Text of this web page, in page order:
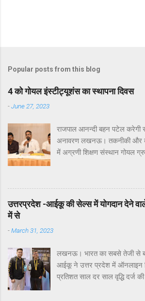
Popular posts from this blog
4 को गोयल इंस्टीट्यूशंस का स्थापना दिवस
-June 27, 2023
राजपाल आनन्दी बहन पटेल करेगी
अनावरण लखनऊ। तकनीकी और
में अग्रणी शिक्षण संस्थान गोयल
4 जुलाई 2023 को विद्यालय के
बात की जानकारी आज एक
निदेशक समन्वय डॉ आलोक जैन ने
आगामी 4 जुलाई 2023 को प्रात:
बार पूरा शैक्षणिक सत्र रामजी लाल
समारोह के रूप में मनाया जाएगा।
का जन्म 31 मार्च 1923 को हुआ
उत्तरप्रदेश -आईकू की सेल्स में योगदान देने वाले
में से
-March 31, 2023
लखनऊ। भारत का सबसे तेजी से
आईकू ने उत्तर प्रदेश में ऑनलाइन
प्रतिशत साल दर साल वृद्धि दर्ज